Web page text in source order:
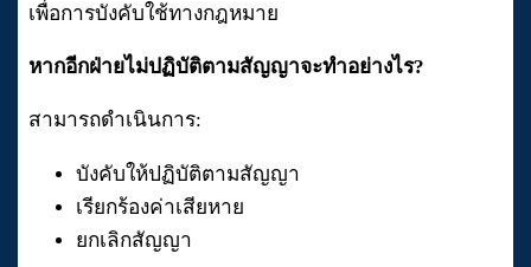
เพื่อการบังคับใช้ทางกฎหมาย
หากอีกฝ่ายไม่ปฏิบัติตามสัญญาจะทำอย่างไร?
สามารถดำเนินการ:
บังคับให้ปฏิบัติตามสัญญา
เรียกร้องค่าเสียหาย
ยกเลิกสัญญา